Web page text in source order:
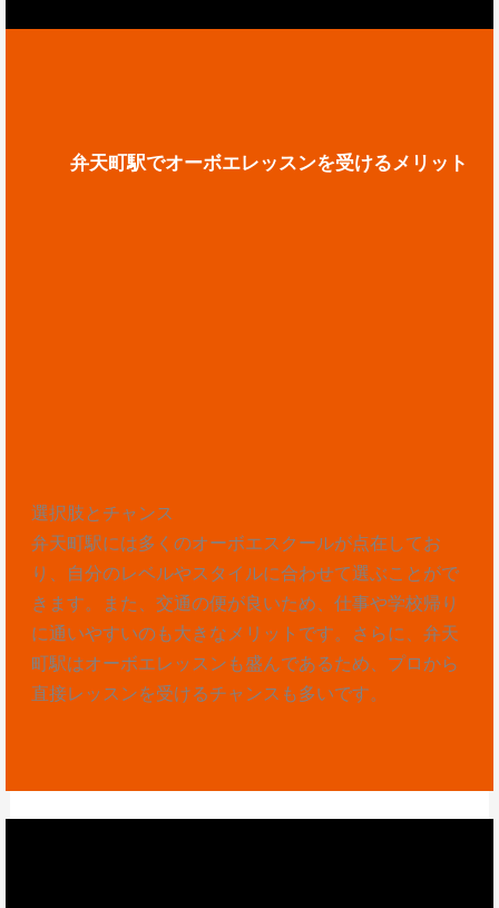
弁天町駅でオーボエレッスンを受けるメリット
選択肢とチャンス
弁天町駅には多くのオーボエスクールが点在してお
り、自分のレベルやスタイルに合わせて選ぶことがで
きます。また、交通の便が良いため、仕事や学校帰り
に通いやすいのも大きなメリットです。さらに、弁天
町駅はオーボエレッスンも盛んであるため、プロから
直接レッスンを受けるチャンスも多いです。